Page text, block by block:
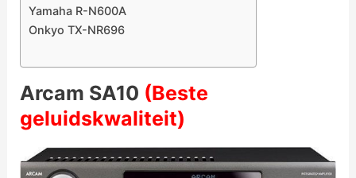
Yamaha R-N600A
Onkyo TX-NR696
Arcam SA10 (Beste
geluidskwaliteit)